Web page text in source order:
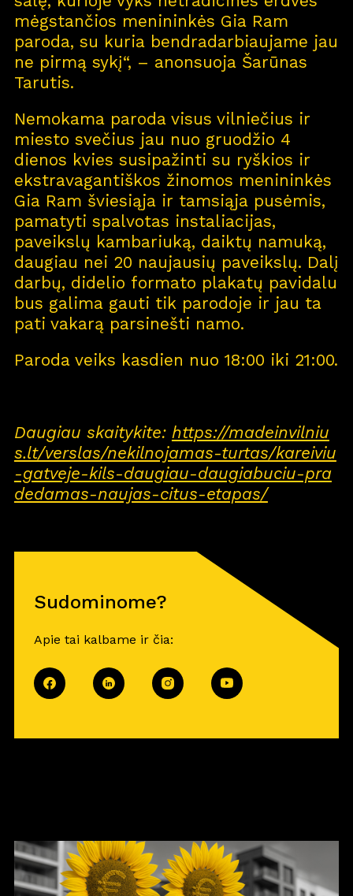
mėgstančios menininkės Gia Ram
paroda, su kuria bendradarbiaujame jau
ne pirmą sykį“, – anonsuoja Šarūnas
Tarutis.
Nemokama paroda visus vilniečius ir
miesto svečius jau nuo gruodžio 4
dienos kvies susipažinti su ryškios ir
ekstravagantiškos žinomos menininkės
Gia Ram šviesiąja ir tamsiąja pusėmis,
pamatyti spalvotas instaliacijas,
paveikslų kambariuką, daiktų namuką,
daugiau nei 20 naujausių paveikslų. Dalį
darbų, didelio formato plakatų pavidalu
bus galima gauti tik parodoje ir jau ta
pati vakarą parsinešti namo.
Paroda veiks kasdien nuo 18:00 iki 21:00.
Daugiau skaitykite: https://madeinvilniu
s.lt/verslas/nekilnojamas-turtas/kareiviu
-gatveje-kils-daugiau-daugiabuciu-pra
dedamas-naujas-citus-etapas/
Sudominome?
Apie tai kalbame ir čia: